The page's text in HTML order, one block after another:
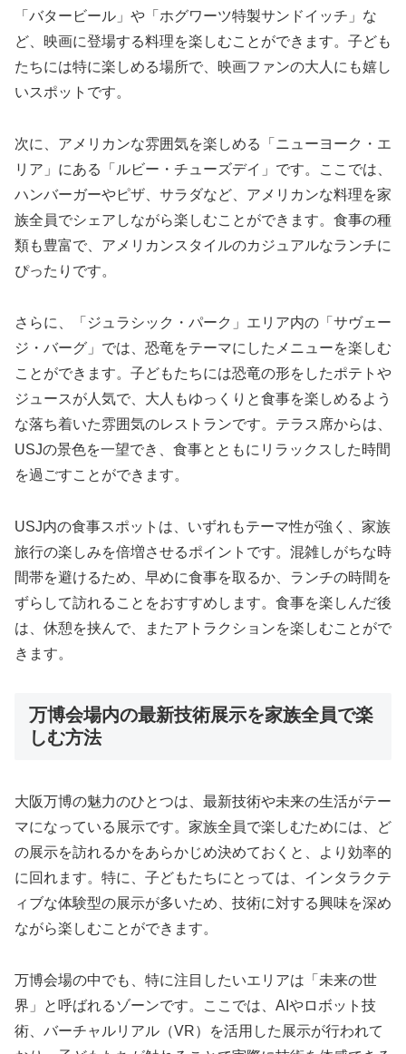
「バタービール」や「ホグワーツ特製サンドイッチ」な
ど、映画に登場する料理を楽しむことができます。子ども
たちには特に楽しめる場所で、映画ファンの大人にも嬉し
いスポットです。
次に、アメリカンな雰囲気を楽しめる「ニューヨーク・エ
リア」にある「ルビー・チューズデイ」です。ここでは、
ハンバーガーやピザ、サラダなど、アメリカンな料理を家
族全員でシェアしながら楽しむことができます。食事の種
類も豊富で、アメリカンスタイルのカジュアルなランチに
ぴったりです。
さらに、「ジュラシック・パーク」エリア内の「サヴェー
ジ・バーグ」では、恐竜をテーマにしたメニューを楽しむ
ことができます。子どもたちには恐竜の形をしたポテトや
ジュースが人気で、大人もゆっくりと食事を楽しめるよう
な落ち着いた雰囲気のレストランです。テラス席からは、
USJの景色を一望でき、食事とともにリラックスした時間
を過ごすことができます。
USJ内の食事スポットは、いずれもテーマ性が強く、家族
旅行の楽しみを倍増させるポイントです。混雑しがちな時
間帯を避けるため、早めに食事を取るか、ランチの時間を
ずらして訪れることをおすすめします。食事を楽しんだ後
は、休憩を挟んで、またアトラクションを楽しむことがで
きます。
万博会場内の最新技術展示を家族全員で楽
しむ方法
大阪万博の魅力のひとつは、最新技術や未来の生活がテー
マになっている展示です。家族全員で楽しむためには、ど
の展示を訪れるかをあらかじめ決めておくと、より効率的
に回れます。特に、子どもたちにとっては、インタラクテ
ィブな体験型の展示が多いため、技術に対する興味を深め
ながら楽しむことができます。
万博会場の中でも、特に注目したいエリアは「未来の世
界」と呼ばれるゾーンです。ここでは、AIやロボット技
術、バーチャルリアル（VR）を活用した展示が行われて